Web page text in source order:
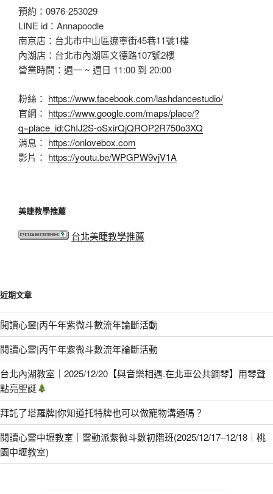
預約：0976-253029
LINE id：Annapoodle
南京店：台北市中山區遼寧街45巷11號1樓
內湖店：台北市內湖區文德路107號2樓
營業時間：週一 ~ 週日 11:00 到 20:00
粉絲： https://www.facebook.com/lashdancestudio/
官網： https://www.google.com/maps/place/?
q=place_id:ChIJ2S-oSxirQjQROP2R750o3XQ
消息： https://onlovebox.com
影片： https://youtu.be/WPGPW9vjV1A
美睫教學推薦
台北美睫教學推薦
近期文章
閱讀心靈|丙午年紫微斗數流年論斷活動
閱讀心靈|丙午年紫微斗數流年論斷活動
台北內湖教室｜2025/12/20【與音樂相遇.在北車公共鋼琴】用琴聲
點亮聖誕
拜託了塔羅牌|你知道托特牌也可以做寵物溝通嗎？
閱讀心靈中壢教室｜靈動派紫微斗數初階班(2025/12/17–12/18｜桃
園中壢教室)